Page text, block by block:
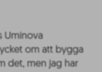
Uminova
om att bygga
det, men jag har